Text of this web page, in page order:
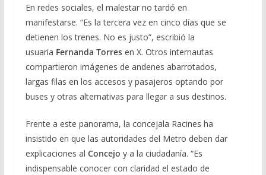
En redes sociales, el malestar no tardó en
manifestarse. “Es la tercera vez en cinco días que se
detienen los trenes. No es justo”, escribió la
usuaria Fernanda Torresen X. Otros internautas
compartieron imágenes de andenes abarrotados,
largas filas en los accesos y pasajeros optando por
buses y otras alternativas para llegar a sus destinos.
Frente a este panorama, la concejala Racines ha
insistido en que las autoridades del Metro deben dar
explicaciones al Concejo y a la ciudadanía. “Es
indispensable conocer con claridad el estado de